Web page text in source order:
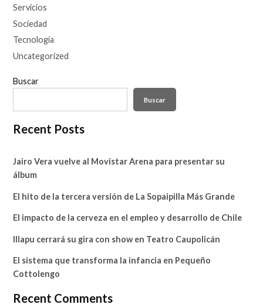
Servicios
Sociedad
Tecnología
Uncategorized
Buscar
Buscar
Recent Posts
Jairo Vera vuelve al Movistar Arena para presentar su
álbum
El hito de la tercera versión de La Sopaipilla Más Grande
El impacto de la cerveza en el empleo y desarrollo de Chile
Illapu cerrará su gira con show en Teatro Caupolicán
El sistema que transforma la infancia en Pequeño
Cottolengo
Recent Comments